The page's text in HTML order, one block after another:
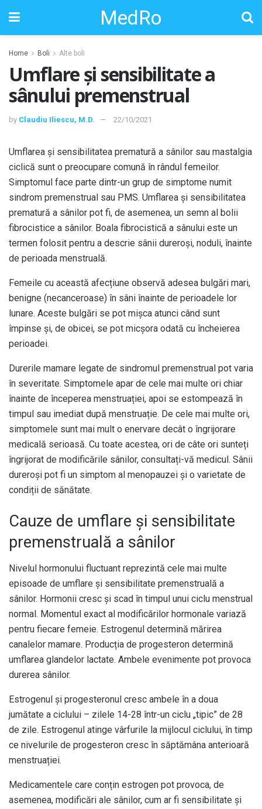
MedRo
Home Boli Alte boli
Umflare și sensibilitate a
sânului premenstrual
by Claudiu Iliescu, M.D. 22/10/2021
Umflarea și sensibilitatea prematură a sânilor sau mastalgia
ciclică sunt o preocupare comună în rândul femeilor.
Simptomul face parte dintr-un grup de simptome numit
sindrom premenstrual sau PMS. Umflarea și sensibilitatea
prematură a sânilor pot fi, de asemenea, un semn al bolii
fibrocistice a sânilor. Boala fibrocistică a sânului este un
termen folosit pentru a descrie sânii dureroși, noduli, înainte
de perioada menstruală.
Femeile cu această afecțiune observă adesea bulgări mari,
benigne (necanceroase) în sâni înainte de perioadele lor
lunare. Aceste bulgări se pot mișca atunci când sunt
împinse și, de obicei, se pot micșora odată cu încheierea
perioadei.
Durerile mamare legate de sindromul premenstrual pot varia
în severitate. Simptomele apar de cele mai multe ori chiar
înainte de începerea menstruației, apoi se estompează în
timpul sau imediat după menstruație. De cele mai multe ori,
simptomele sunt mai mult o enervare decât o îngrijorare
medicală serioasă. Cu toate acestea, ori de câte ori sunteți
îngrijorat de modificările sânilor, consultați-vă medicul. Sânii
dureroși pot fi un simptom al menopauzei și o varietate de
condiții de sănătate.
Cauze de umflare și sensibilitate
premenstruală a sânilor
Nivelul hormonului fluctuant reprezintă cele mai multe
episoade de umflare și sensibilitate premenstruală a
sânilor. Hormonii cresc și scad în timpul unui ciclu menstrual
normal. Momentul exact al modificărilor hormonale variază
pentru fiecare femeie. Estrogenul determină mărirea
canalelor mamare. Producția de progesteron determină
umflarea glandelor lactate. Ambele evenimente pot provoca
durerea sânilor.
Estrogenul și progesteronul cresc ambele în a doua
jumătate a ciclului – zilele 14-28 într-un ciclu „tipic” de 28
de zile. Estrogenul atinge vârfurile la mijlocul ciclului, în timp
ce nivelurile de progesteron cresc în săptămâna anterioară
menstruației.
Medicamentele care conțin estrogen pot provoca, de
asemenea, modificări ale sânilor, cum ar fi sensibilitate și